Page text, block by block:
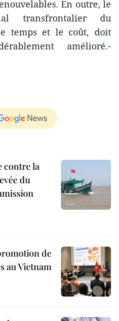
En outre, le
transfrontalier du
temps et le coût, doit
amélioré.-
contre la
du
de
au Vietnam